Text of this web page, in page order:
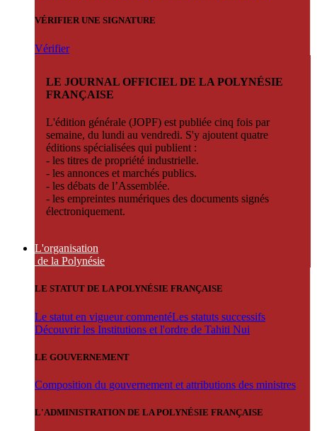
VÉRIFIER UNE SIGNATURE
Vérifier
LE JOURNAL OFFICIEL DE LA POLYNÉSIE
FRANÇAISE
L'édition générale (JOPF) est publiée cinq fois par
semaine, du lundi au vendredi. S'y ajoutent quatre
éditions spécialisées qui publient :
- les titres de propriété industrielle.
- les annonces et marchés publics.
- les débats de l’Assemblée.
- les empreintes numériques des documents signés
électroniquement.
L'organisation
de la Polynésie
LE STATUT DE LA POLYNÉSIE FRANÇAISE
Le statut en vigueur commentéLes statuts successifs
Découvrir les Institutions et l'ordre de Tahiti Nui
LE GOUVERNEMENT
Composition du gouvernement et attributions des ministres
L'ADMINISTRATION DE LA POLYNÉSIE FRANÇAISE